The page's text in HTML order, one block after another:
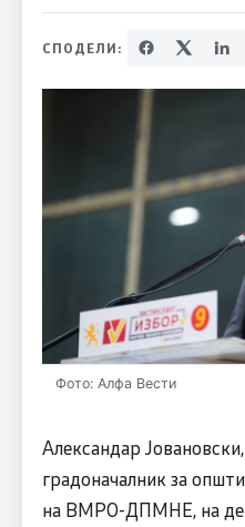
СПОДЕЛИ:
Фото: Алфа Вести
Александар
градоначалник за
на ВМРО-ДПМНЕ, на